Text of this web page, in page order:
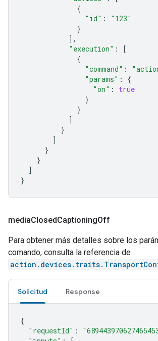
{
"id" :
"123"
}
],
"execution" :
[
{
"command" :
"params" :
{
"on" :
true
}
}
]
}
]
}
}
]
}
mediaClosedCaptioningOff
Para obtener más detalles sobre los
comando, consulta la referencia de
Solicitud Response
{
"requestId" :